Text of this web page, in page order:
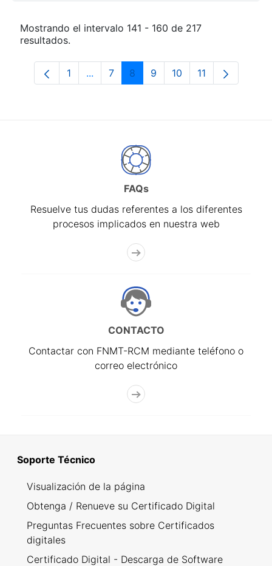
Mostrando el intervalo 141 - 160 de 217
resultados.
Página
1 ...Páginas intermedias Use TAB para
Página
7 Página
8 Página
9 Página
10 Página
11
FAQs
Resuelve tus dudas referentes a los diferentes
procesos implicados en nuestra web
CONTACTO
Contactar con FNMT-RCM mediante teléfono o
correo electrónico
Soporte Técnico
Visualización de la página
Obtenga / Renueve su Certificado Digital
Preguntas Frecuentes sobre Certificados
digitales
Certificado Digital - Descarga de Software